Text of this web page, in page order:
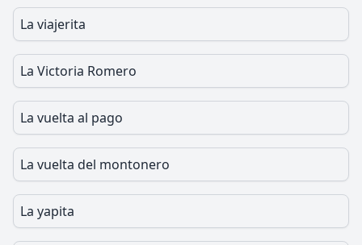
La viajerita
La Victoria Romero
La vuelta al pago
La vuelta del montonero
La yapita